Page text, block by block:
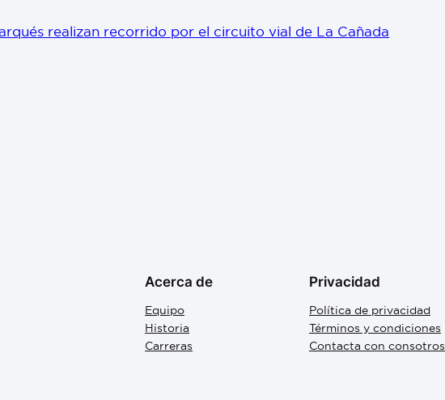
realizan recorrido por el circuito vial de La Cañada
Acerca de
Equipo
Historia
Carreras
Privacidad
Política de privacidad
Términos y condiciones
Contacta con consotros